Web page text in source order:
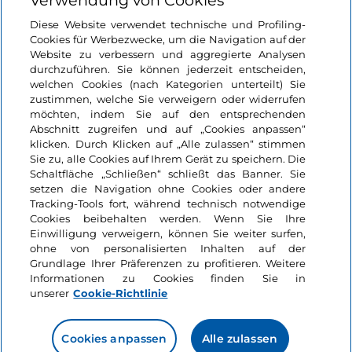
Login
Bleiben wir in Kontakt
Diese Website verwendet technische und Profiling-
Cookies für Werbezwecke, um die Navigation auf der
Website zu verbessern und aggregierte Analysen
durchzuführen. Sie können jederzeit entscheiden,
welchen Cookies (nach Kategorien unterteilt) Sie
zustimmen, welche Sie verweigern oder widerrufen
möchten, indem Sie auf den entsprechenden
Abschnitt zugreifen und auf „Cookies anpassen“
klicken. Durch Klicken auf „Alle zulassen“ stimmen
Sie zu, alle Cookies auf Ihrem Gerät zu speichern. Die
Schaltfläche „Schließen“ schließt das Banner. Sie
setzen die Navigation ohne Cookies oder andere
Tracking-Tools fort, während technisch notwendige
Cookies beibehalten werden. Wenn Sie Ihre
Einwilligung verweigern, können Sie weiter surfen,
ohne von personalisierten Inhalten auf der
Grundlage Ihrer Präferenzen zu profitieren. Weitere
Informationen zu Cookies finden Sie in
unserer Cookie-Richtlinie
Cookies anpassen Alle zulassen